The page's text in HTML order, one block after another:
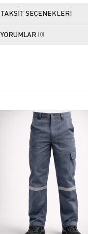
TAKSIT SEÇENEKLERI
YORUMLAR (0)